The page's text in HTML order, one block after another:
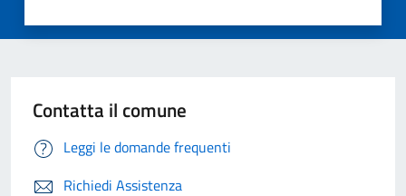
Contatta il comune
Leggi le domande frequenti
Richiedi Assistenza